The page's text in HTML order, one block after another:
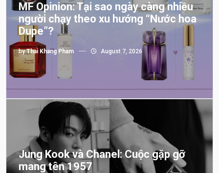
MF Opinion: Tại sao ngày càng nhiều
người chạy theo xu hướng “Nước hoa
Dupe”?
byThai Khang Pham August 7, 2026
Jung Kook và Chanel: Cuộc gặp gỡ
mang tên 1957